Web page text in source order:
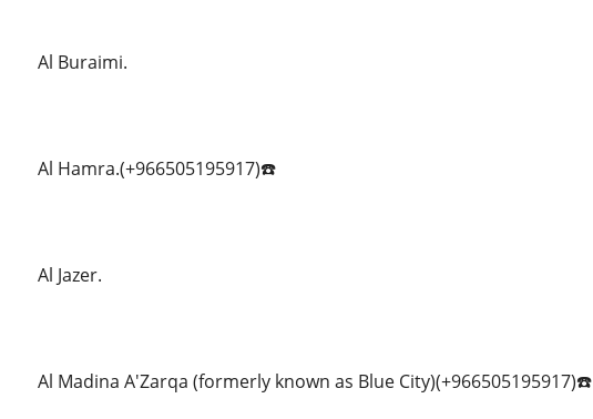
Al Buraimi.
Al Hamra.(+966505195917)☎️
Al Jazer.
Al Madina A'Zarqa (formerly known as Blue City)(+966505195917)☎️